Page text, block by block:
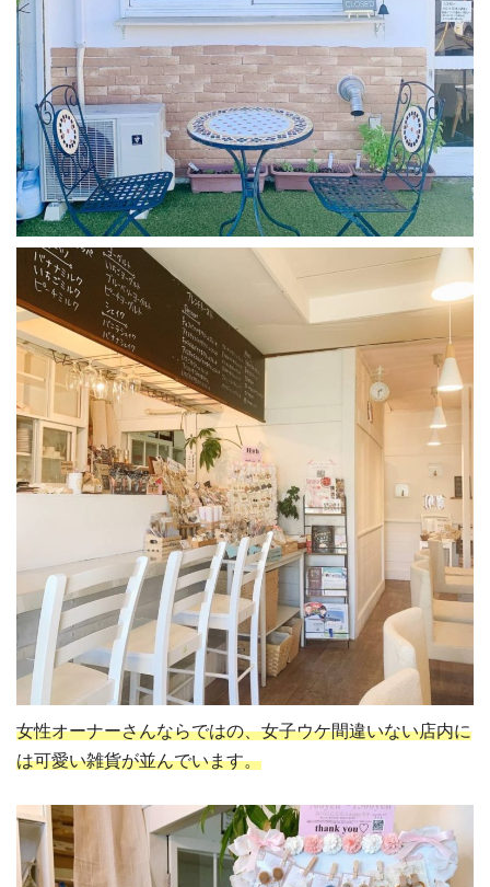
女性オーナーさんならではの、女子ウケ間違いない店内に
は可愛い雑貨が並んでいます。